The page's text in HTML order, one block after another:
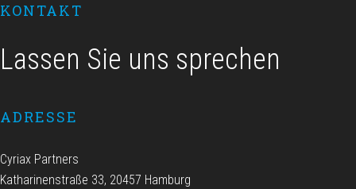
KONTAKT
Lassen Sie uns sprechen
ADRESSE
Cyriax Partners
Katharinenstraße 33, 20457 Hamburg